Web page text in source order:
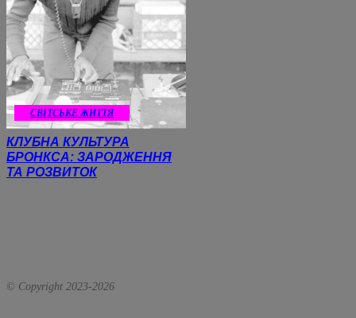
CВІТСЬКЕ ЖИТТЯ
КЛУБНА КУЛЬТУРА
БРОНКСА: ЗАРОДЖЕННЯ
ТА РОЗВИТОК
© Copyright 2023-2026